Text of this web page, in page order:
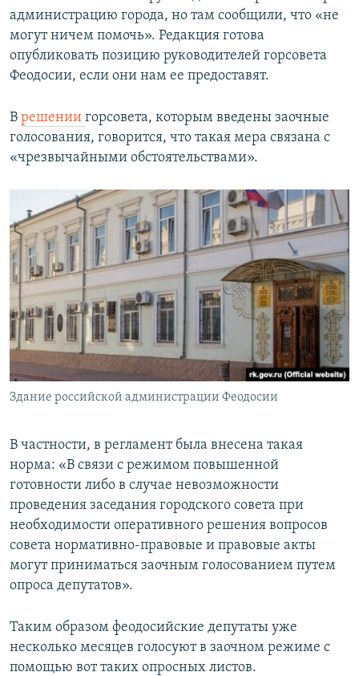
администрацию города, но там сообщили, что «не
могут ничем помочь». Редакция готова
опубликовать позицию руководителей горсовета
Феодосии, если они нам ее предоставят.
В решении горсовета, которым введены заочные
голосования, говорится, что такая мера связана с
«чрезвычайными обстоятельствами».
Здание российской администрации Феодосии
В частности, в регламент была внесена такая
норма: «В связи с режимом повышенной
готовности либо в случае невозможности
проведения заседания городского совета при
необходимости оперативного решения вопросов
совета нормативно-правовые и правовые акты
могут приниматься заочным голосованием путем
опроса депутатов».
Таким образом феодосийские депутаты уже
несколько месяцев голосуют в заочном режиме с
помощью вот таких опросных листов.